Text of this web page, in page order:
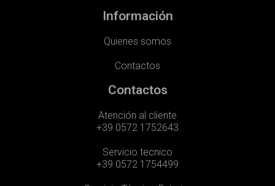
Información
Quienes somos
Contactos
Contactos
Atención al cliente
+39 0572 1752643
Servicio tecnico
+39 0572 1754499